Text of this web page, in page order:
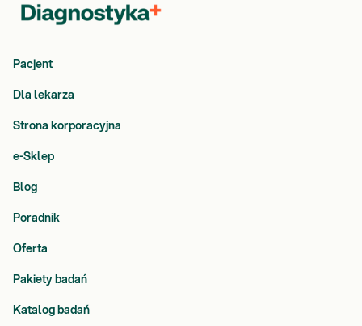
Pacjent
Dla lekarza
Strona korporacyjna
e-Sklep
Blog
Poradnik
Oferta
Pakiety badań
Katalog badań